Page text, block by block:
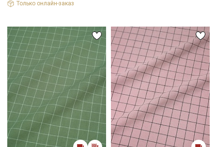
Только онлайн-заказ
Электронная почта
Подписаться
Ознакомлен(а) сПолитикой обработки персональных
данныхи даюСогласие на обработку персональных
данных